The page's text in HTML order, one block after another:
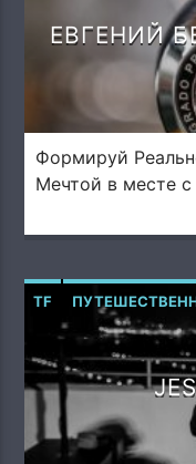
ЕВГЕНИЙ
Формируй
Мечтой в месте с
TF